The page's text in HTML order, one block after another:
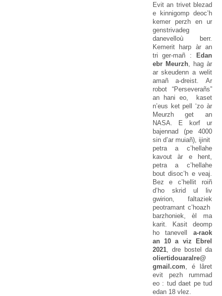
Evit an trivet blezad
e kinnigomp deoc’h
kemer perzh en ur
genstrivadeg
danevelloù berr.
Kemerit harp àr an
tri ger-mañ :
Edan
ebr Meurzh, hag àr
ar skeudenn a welit
amañ a-dreist. Ar
robot “Perseverañs”
an hani eo, kaset
n’eus ket pell ‘zo àr
Meurzh get an
NASA. E korf ur
bajennad (pe 4000
sin d’ar muiañ), ijinit
petra a c’hellahe
kavout àr e hent,
petra a c’hellahe
bout disoc’h e veaj.
Bez e c’hellit roiñ
d’ho skrid ul liv
gwirion, faltaziek
peotramant c’hoazh
barzhoniek, èl ma
karit. Kasit deomp
ho tanevell
a-raok
an 10 a viz Ebrel
2021, dre bostel da
oliertidouaralre@
gmail.com , é lâret
evit pezh rummad
eo : tud daet pe tud
edan 18 vlez.